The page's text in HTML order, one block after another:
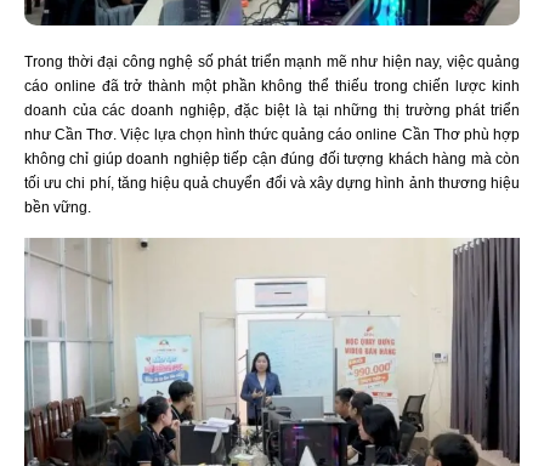
Trong thời đại công nghệ số phát triển mạnh mẽ như hiện nay, việc quảng
cáo online đã trở thành một phần không thể thiếu trong chiến lược kinh
doanh của các doanh nghiệp, đặc biệt là tại những thị trường phát triển
như Cần Thơ. Việc lựa chọn hình thức quảng cáo online Cần Thơ phù hợp
không chỉ giúp doanh nghiệp tiếp cận đúng đối tượng khách hàng mà còn
tối ưu chi phí, tăng hiệu quả chuyển đổi và xây dựng hình ảnh thương hiệu
bền vững.